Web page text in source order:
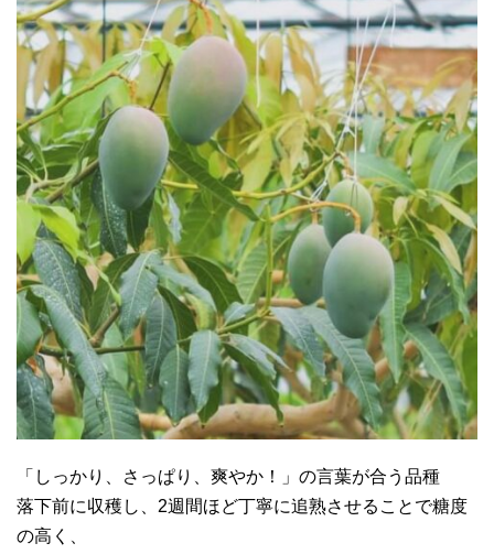
「しっかり、さっぱり、爽やか！」の言葉が合う品種
落下前に収穫し、2週間ほど丁寧に追熟させることで糖度
の高く、